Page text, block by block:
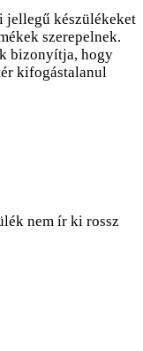
jellegű készülékeket
szerepelnek.
bizonyítja, hogy
kifogástalanul
nem ír ki rossz